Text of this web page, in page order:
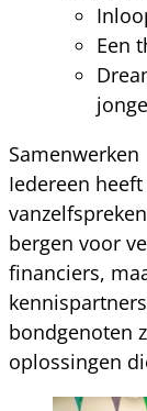
Een
Samenwerken
Iedereen
bergen voor
financiers,
bondgenoten
oplossingen